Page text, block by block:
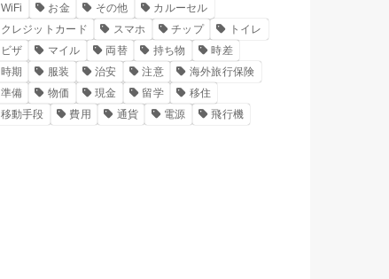
WiFi お金 その他
カルーセル
クレジットカード
スマホ チップ
トイレ
ビザ
マイル 両替 持ち物
時差
時期
服装 治安 注意
海外旅行保険
準備
物価 現金 留学
移住
移動手段
費用 通貨 電源 飛行機